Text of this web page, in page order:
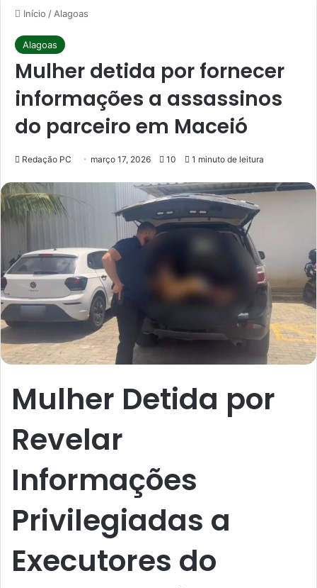
Início / Alagoas
Alagoas
Mulher detida por fornecer
informações a assassinos
do parceiro em Maceió
Redação PC março 17, 2026 10 1 minuto de leitura
Mulher Detida por
Revelar
Informações
Privilegiadas a
Executores do